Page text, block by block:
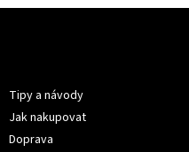
Tipy a návody
Jak nakupovat
Doprava